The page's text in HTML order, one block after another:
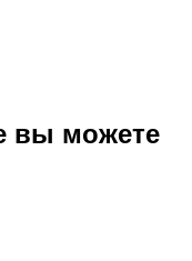
вы можете